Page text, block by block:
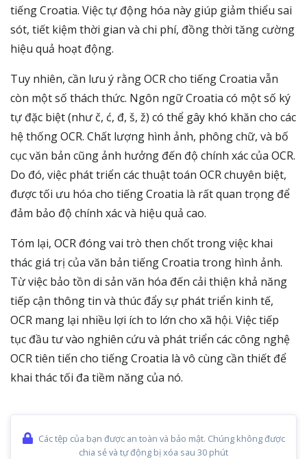
tiếng Croatia. Việc tự động hóa này giúp giảm thiểu sai
sót, tiết kiệm thời gian và chi phí, đồng thời tăng cường
hiệu quả hoạt động.
Tuy nhiên, cần lưu ý rằng OCR cho tiếng Croatia vẫn
còn một số thách thức. Ngôn ngữ Croatia có một số ký
tự đặc biệt (như č, ć, đ, š, ž) có thể gây khó khăn cho các
hệ thống OCR. Chất lượng hình ảnh, phông chữ, và bố
cục văn bản cũng ảnh hưởng đến độ chính xác của OCR.
Do đó, việc phát triển các thuật toán OCR chuyên biệt,
được tối ưu hóa cho tiếng Croatia là rất quan trọng để
đảm bảo độ chính xác và hiệu quả cao.
Tóm lại, OCR đóng vai trò then chốt trong việc khai
thác giá trị của văn bản tiếng Croatia trong hình ảnh.
Từ việc bảo tồn di sản văn hóa đến cải thiện khả năng
tiếp cận thông tin và thúc đẩy sự phát triển kinh tế,
OCR mang lại nhiều lợi ích to lớn cho xã hội. Việc tiếp
tục đầu tư vào nghiên cứu và phát triển các công nghệ
OCR tiên tiến cho tiếng Croatia là vô cùng cần thiết để
khai thác tối đa tiềm năng của nó.
Các tệp của bạn được an toàn và bảo mật. Chúng không được
chia sẻ và tự động bị xóa sau 30 phút